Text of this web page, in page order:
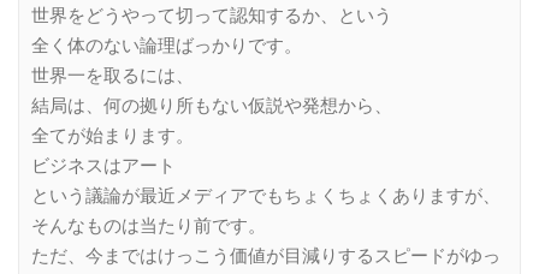
世界をどうやって切って認知するか、という
全く体のない論理ばっかりです。
世界一を取るには、
結局は、何の拠り所もない仮説や発想から、
全てが始まります。
ビジネスはアート
という議論が最近メディアでもちょくちょくありますが、
そんなものは当たり前です。
ただ、今まではけっこう価値が目減りするスピードがゆっ